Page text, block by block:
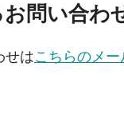
問い合わ
せはこちらのメ